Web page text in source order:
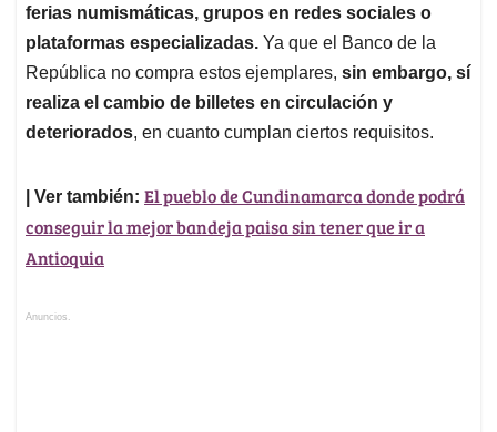
ferias numismáticas, grupos en redes sociales o
plataformas especializadas. Ya que el Banco de la
República no compra estos ejemplares, sin embargo, sí
realiza el cambio de billetes en circulación y
deteriorados, en cuanto cumplan ciertos requisitos.
| Ver también: El pueblo de Cundinamarca donde podrá
conseguir la mejor bandeja paisa sin tener que ir a
Antioquia
Anuncios.